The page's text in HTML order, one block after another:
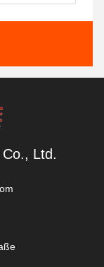
Ltd.